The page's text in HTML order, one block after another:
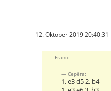
12. Oktober 2019 20:40:31
Frano:
Серёга:
1. e3 d5 2. b4